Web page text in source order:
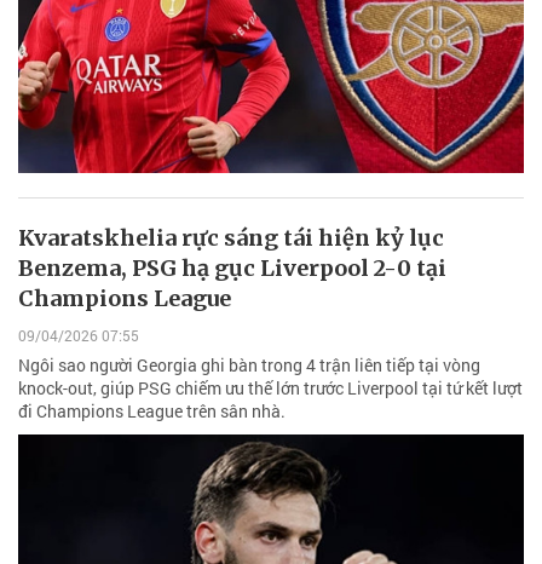
Kvaratskhelia rực sáng tái hiện kỷ lục
Benzema, PSG hạ gục Liverpool 2-0 tại
Champions League
09/04/2026 07:55
Ngôi sao người Georgia ghi bàn trong 4 trận liên tiếp tại vòng
knock-out, giúp PSG chiếm ưu thế lớn trước Liverpool tại tứ kết lượt
đi Champions League trên sân nhà.